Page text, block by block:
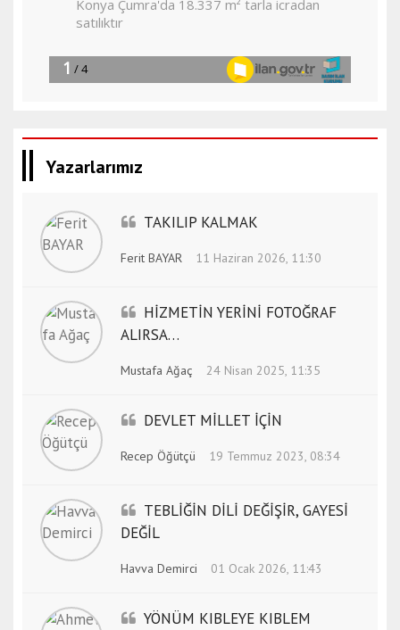
Yazarlarımız
TAKILIP KALMAK
Ferit BAYAR 11 Haziran 2026, 11:30
HİZMETİN YERİNİ FOTOĞRAF
ALIRSA…
Mustafa Ağaç 24 Nisan 2025, 11:35
DEVLET MİLLET İÇİN
Recep Öğütçü 19 Temmuz 2023, 08:34
TEBLİĞİN DİLİ DEĞİŞİR, GAYESİ
DEĞİL
Havva Demirci 01 Ocak 2026, 11:43
YÖNÜM KIBLEYE KIBLEM